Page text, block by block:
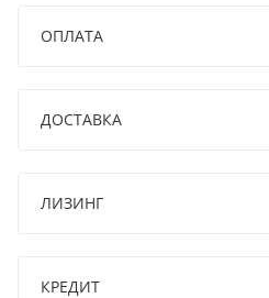
ОПЛАТА
ДОСТАВКА
ЛИЗИНГ
КРЕДИТ